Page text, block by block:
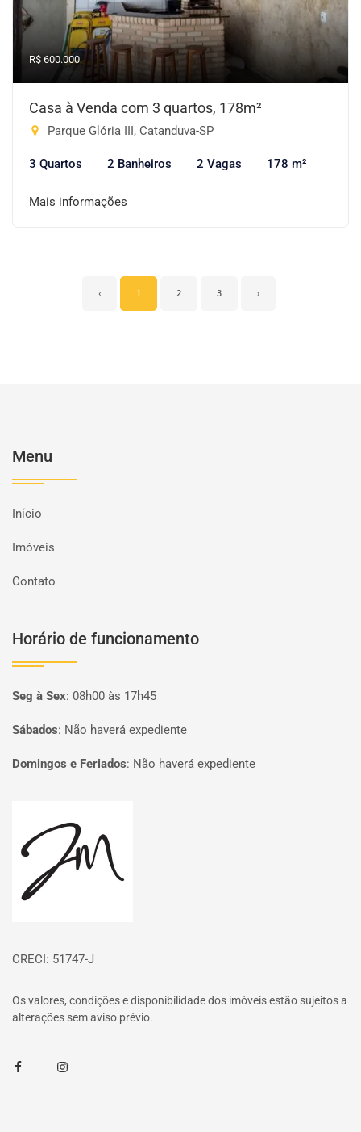
R$ 600.000
Casa à Venda com 3 quartos, 178m²
Parque Glória III, Catanduva-SP
3 Quartos 2 Banheiros 2 Vagas 178 m²
Mais informações
‹ 1 2 3 ›
Menu
Início
Imóveis
Contato
Horário de funcionamento
Seg à Sex: 08h00 às 17h45
Sábados: Não haverá expediente
Domingos e Feriados: Não haverá expediente
CRECI: 51747-J
Os valores, condições e disponibilidade dos imóveis estão sujeitos a
alterações sem aviso prévio.
FacebookInstagram